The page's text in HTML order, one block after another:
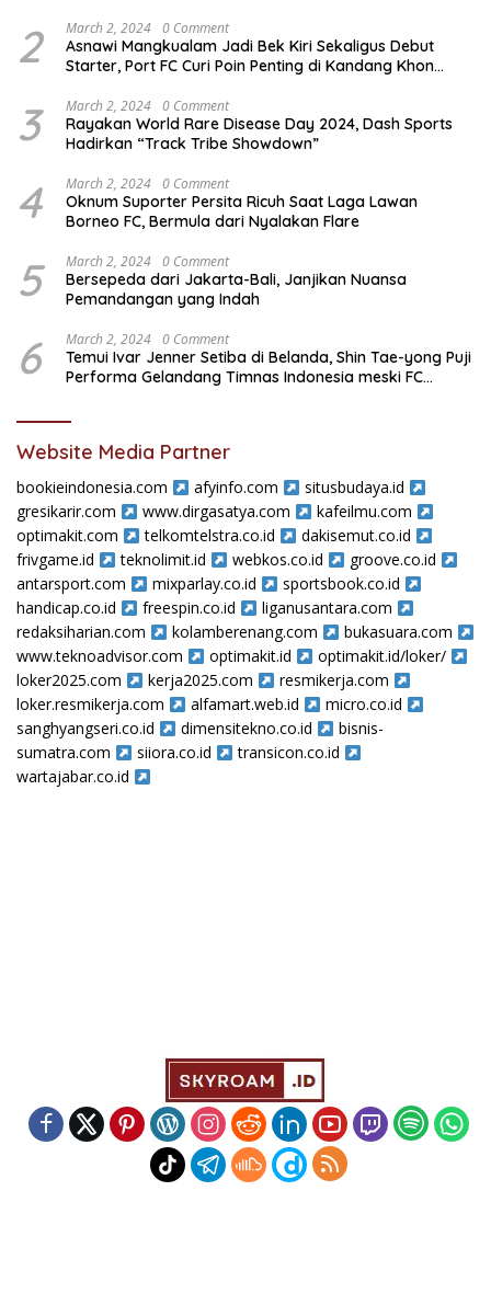
2 March 2, 2024 0 Comment
Asnawi Mangkualam Jadi Bek Kiri Sekaligus Debut
Starter, Port FC Curi Poin Penting di Kandang Khon
3 March 2, 2024 0 Comment
Rayakan World Rare Disease Day 2024, Dash Sports
Hadirkan “Track Tribe Showdown”
4 March 2, 2024 0 Comment
Oknum Suporter Persita Ricuh Saat Laga Lawan
Borneo FC, Bermula dari Nyalakan Flare
5 March 2, 2024 0 Comment
Bersepeda dari Jakarta-Bali, Janjikan Nuansa
Pemandangan yang Indah
6 March 2, 2024 0 Comment
Temui Ivar Jenner Setiba di Belanda, Shin Tae-yong Puji
Performa Gelandang Timnas Indonesia meski FC
Website Media Partner
bookieindonesia.com afyinfo.com
situsbudaya.id
gresikarir.com
www.dirgasatya.com
kafeilmu.com
optimakit.com
telkomtelstra.co.id
dakisemut.co.id
frivgame.id
teknolimit.id webkos.co.id
groove.co.id
antarsport.com
mixparlay.co.id
sportsbook.co.id
handicap.co.id
freespin.co.id
liganusantara.com
redaksiharian.com
kolamberenang.com
bukasuara.com
www.teknoadvisor.com
optimakit.id
optimakit.id/loker/
loker2025.com
kerja2025.com
resmikerja.com
loker.resmikerja.com
alfamart.web.id
micro.co.id
sanghyangseri.co.id
dimensitekno.co.id
bisnis-
sumatra.com
siiora.co.id
transicon.co.id
wartajabar.co.id